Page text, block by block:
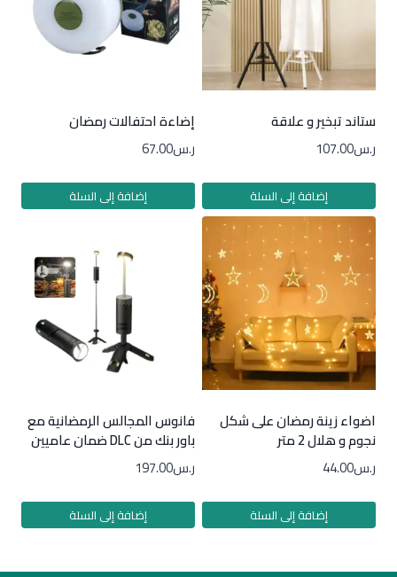
ستاند تبخير و علاقة
ر.س107.00
إضافة إلى السلة
إضاءة احتفالات رمضان
ر.س67.00
إضافة إلى السلة
اضواء زينة رمضان على شكل
نجوم و هلال 2 متر
ر.س44.00
إضافة إلى السلة
فانوس المجالس الرمضانية مع
باور بنك من DLC ضمان عاميين
ر.س197.00
إضافة إلى السلة